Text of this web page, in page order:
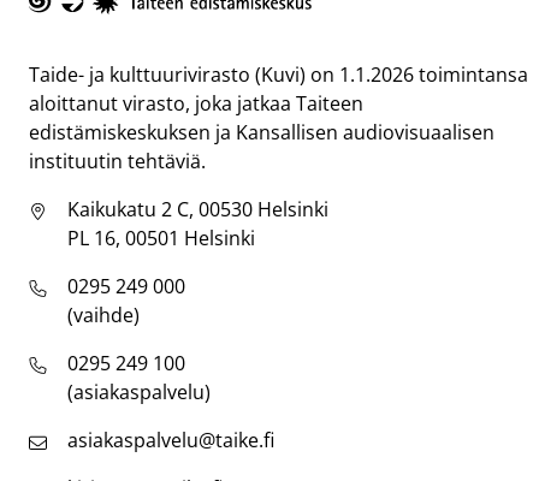
Taide- ja kulttuurivirasto (Kuvi) on 1.1.2026 toimintansa
aloittanut virasto, joka jatkaa Taiteen
edistämiskeskuksen ja Kansallisen audiovisuaalisen
instituutin tehtäviä.
Kaikukatu 2 C, 00530 Helsinki
PL 16, 00501 Helsinki
0295 249 000
(vaihde)
0295 249 100
(asiakaspalvelu)
asiakaspalvelu@taike.fi